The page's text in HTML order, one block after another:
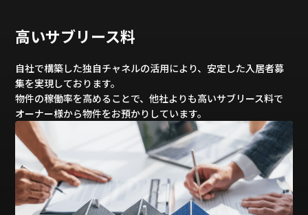
高いサブリース料
自社で構築した独自チャネルの活用により、安定した入居者募
集を実現しております。
物件の稼働率を高めることで、他社よりも高いサブリース料で
オーナー様から物件をお預かりしています。